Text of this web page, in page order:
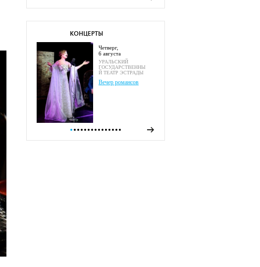
КОНЦЕРТЫ
четверг,
6 августа
УРАЛЬСКИЙ
ГОСУДАРСТВЕННЫ
Й ТЕАТР ЭСТРАДЫ
Вечер романсов